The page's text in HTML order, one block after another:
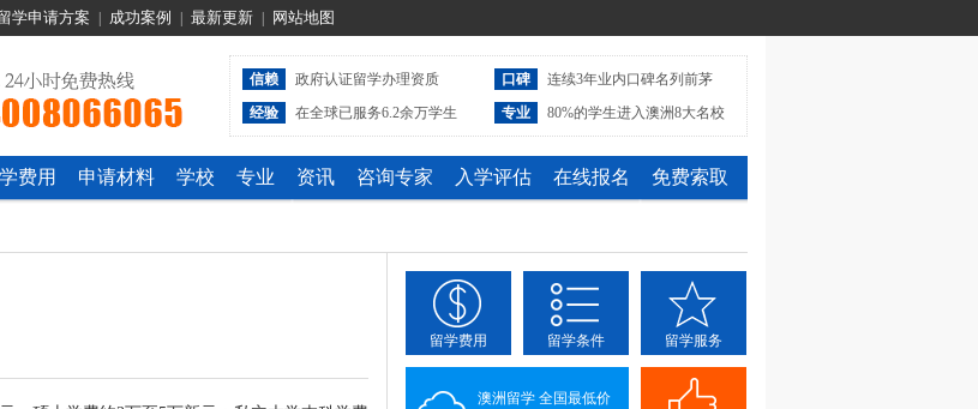
学申请方案 成功案例 最新更新 网站地图
信赖 政府认证留学办理资质 口碑
连续3年业内口碑名列前茅
经验
在全球已服务6.2余万学生 专业 80%的学生进入澳洲8大名校
费用 申请材料 学校 专业 资讯 咨询专家 入学评估 在线报名 免费索取
留学费用 留学条件 留学服务
澳洲留学 全国最低价